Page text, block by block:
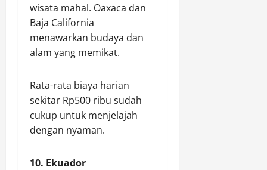
wisata mahal. Oaxaca dan
Baja California
menawarkan budaya dan
alam yang memikat.
Rata-rata biaya harian
sekitar Rp500 ribu sudah
cukup untuk menjelajah
dengan nyaman.
10. Ekuador